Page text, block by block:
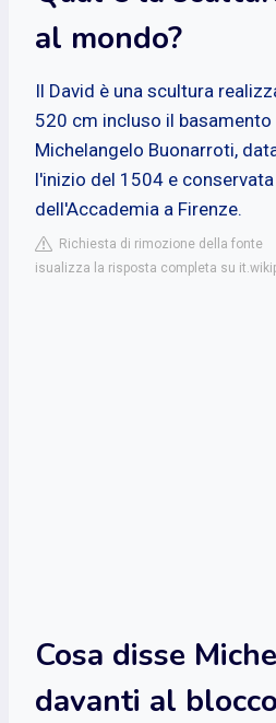
al mondo?
Il David è una scultura
520 cm incluso il
Michelangelo Buonarroti,
l'inizio del 1504 e
dell'Accademia a Firenze.
Richiesta di rimozione della fonte
isualizza la risposta completa su
Cosa disse
davanti al